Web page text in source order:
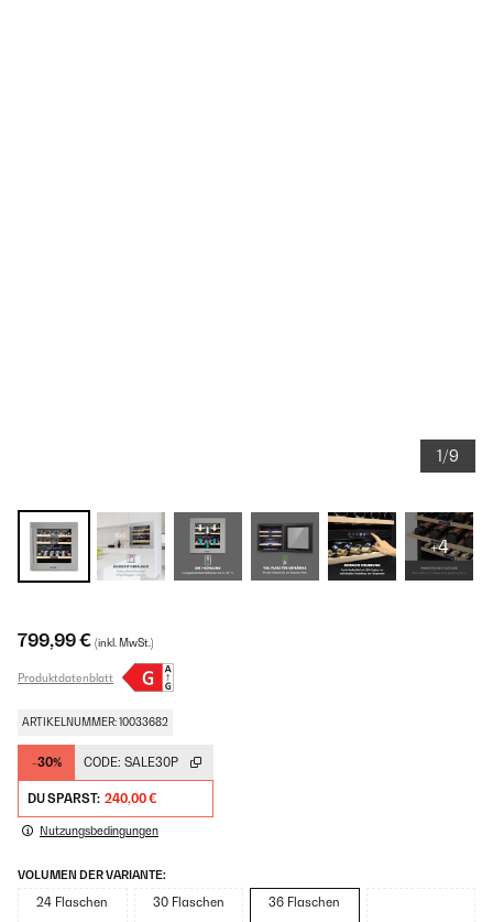
1/9
+4
799,99 € (inkl. MwSt.)
Produktdatenblatt
ARTIKELNUMMER: 10033682
-30% CODE: SALE30P
DU SPARST: 240,00 €
Nutzungsbedingungen
VOLUMEN DER VARIANTE:
24 Flaschen 30 Flaschen 36 Flaschen